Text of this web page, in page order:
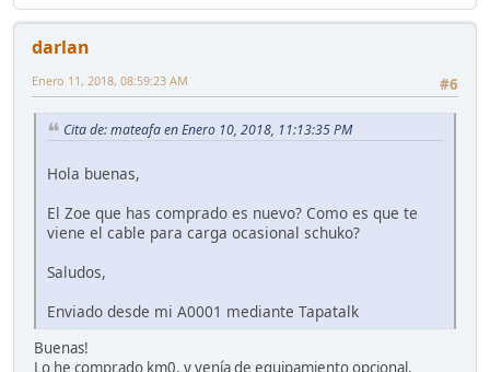
darlan
#6
Enero 11, 2018, 08:59:23 AM
Cita de: mateafa en Enero 10, 2018, 11:13:35 PM
Hola buenas,
El Zoe que has comprado es nuevo? Como es que te
viene el cable para carga ocasional schuko?
Saludos,
Enviado desde mi A0001 mediante Tapatalk
Buenas!
Lo he comprado km0, y venía de equipamiento opcional.